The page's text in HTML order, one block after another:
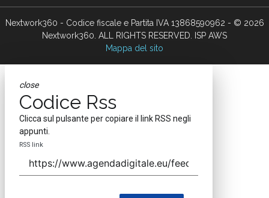
Nextwork360 - Codice fiscale e Partita IVA 13868590962 - © 2026
Nextwork360. ALL RIGHTS RESERVED. ISP AWS
Mappa del sito
close
Codice Rss
Clicca sul pulsante per copiare il link RSS negli
appunti.
RSS link